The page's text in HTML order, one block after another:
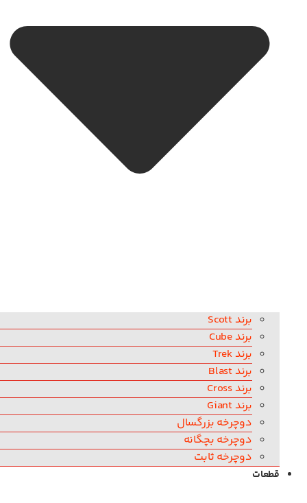
برند Scott
برند Cube
برند Trek
برند Blast
برند Cross
برند Giant
دوچرخه بزرگسال
دوچرخه بچگانه
دوچرخه ثابت
قطعات